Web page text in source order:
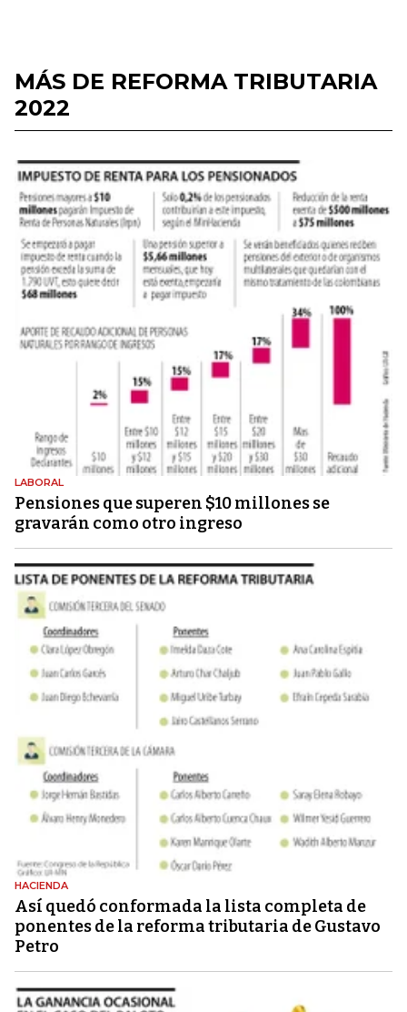
MÁS DE REFORMA TRIBUTARIA
2022
LABORAL
Pensiones que superen $10 millones se
gravarán como otro ingreso
HACIENDA
Así quedó conformada la lista completa de
ponentes de la reforma tributaria de Gustavo
Petro